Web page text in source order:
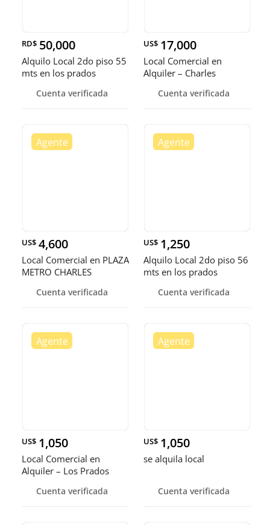
RD$ 50,000
Alquilo Local 2do piso 55
mts en los prados
Cuenta verificada
US$ 17,000
Local Comercial en
Alquiler – Charles
Cuenta verificada
US$ 4,600
Local Comercial en PLAZA
METRO CHARLES
Cuenta verificada
US$ 1,250
Alquilo Local 2do piso 56
mts en los prados
Cuenta verificada
US$ 1,050
Local Comercial en
Alquiler – Los Prados
Cuenta verificada
US$ 1,050
se alquila local
Cuenta verificada